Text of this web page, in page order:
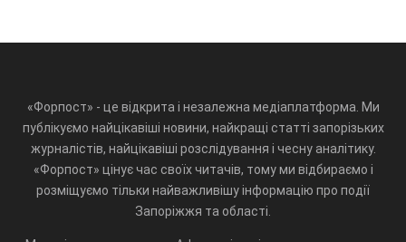
«Форпост» - це відкрита і незалежна медіаплатформа. Ми
публікуємо найцікавіші новини, найкращі статті запорізьких
журналістів, найцікавіші розслідування і чесну аналітику.
«Форпост» цінує час своїх читачів, тому ми відбираємо і
розміщуємо тільки найважливішу інформацію про події
Запоріжжя та області.